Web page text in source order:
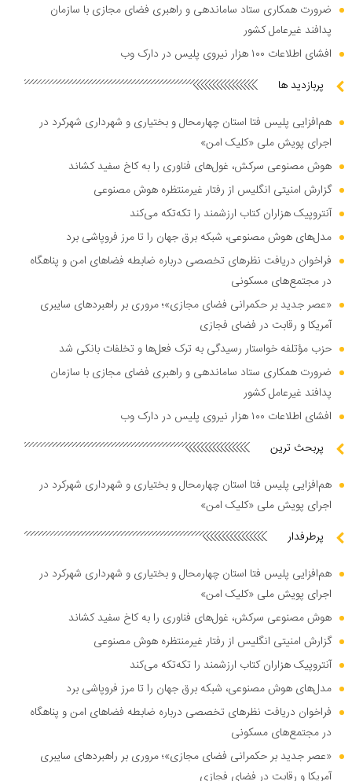
ضرورت همکاری ستاد ساماندهی و راهبری فضای مجازی با سازمان
پدافند غیرعامل کشور
افشای اطلاعات ۱۰۰ هزار نیروی پلیس در دارک وب
پربازدید ها
هم‌افزایی پلیس فتا استان چهارمحال و بختیاری و شهرداری شهرکرد در
اجرای پویش ملی «کلیک امن»
هوش مصنوعی سرکش، غول‌های فناوری را به کاخ سفید کشاند
گزارش امنیتی انگلیس از رفتار غیرمنتظره هوش مصنوعی
آنتروپیک هزاران کتاب ارزشمند را تکه‌تکه می‌کند
مدل‌های هوش مصنوعی، شبکه برق جهان را تا مرز فروپاشی برد
فراخوان دریافت نظر‌های تخصصی درباره ضابطه فضا‌های امن و پناهگاه
در مجتمع‌های مسکونی
«عصر جدید بر حکمرانی فضای مجازی»؛ مروری بر راهبرد‌های سایبری
آمریکا و رقابت در فضای فجازی
حزب مؤتلفه خواستار رسیدگی به ترک فعل‌ها و تخلفات بانکی شد
ضرورت همکاری ستاد ساماندهی و راهبری فضای مجازی با سازمان
پدافند غیرعامل کشور
افشای اطلاعات ۱۰۰ هزار نیروی پلیس در دارک وب
پربحث ترین
هم‌افزایی پلیس فتا استان چهارمحال و بختیاری و شهرداری شهرکرد در
اجرای پویش ملی «کلیک امن»
پرطرفدار
هم‌افزایی پلیس فتا استان چهارمحال و بختیاری و شهرداری شهرکرد در
اجرای پویش ملی «کلیک امن»
هوش مصنوعی سرکش، غول‌های فناوری را به کاخ سفید کشاند
گزارش امنیتی انگلیس از رفتار غیرمنتظره هوش مصنوعی
آنتروپیک هزاران کتاب ارزشمند را تکه‌تکه می‌کند
مدل‌های هوش مصنوعی، شبکه برق جهان را تا مرز فروپاشی برد
فراخوان دریافت نظر‌های تخصصی درباره ضابطه فضا‌های امن و پناهگاه
در مجتمع‌های مسکونی
«عصر جدید بر حکمرانی فضای مجازی»؛ مروری بر راهبرد‌های سایبری